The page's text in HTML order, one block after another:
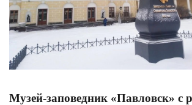
Музей-заповедник «Павловск» с